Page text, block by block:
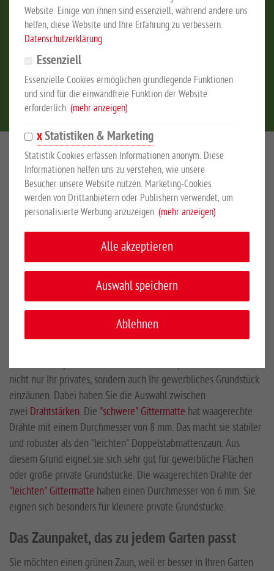
Verzinkt
Zaunpaket zusammenstellen – Schnell und
einfach
So wie jeder Garten ist auch jederGartenzaunindividuell. Damit
Sie sich genau den richtigen Zaun für Ihr Grundstück
zusammenstellen können, haben wir für Sie verschiedene
Zaunpakete entwickelt. Sie benötigen nur wenige Klicks um sich
Ihren ganz persönlichen Gartenzaun zu bestellen. In der
finden Sie dann alles Nötige, um Ihren
Gartenzaun mit einemToroderSichtschutzweiter auszubauen.
Ein Zaunpaket für alle Fälle
nicht nur Ihr privates, sondern auch Ihr gewerbliches Grundstück
einzäunen. Dabei haben Sie die Auswahl zwischen
zwei Drahtstärken. Die "schwere" Gittermatte hat waagerechte
Drähte mit einem Durchmesser von 8 mm. Das macht sie stabiler
und robuster als den "leichten" Doppelstabmattenzaun. Aus
diesem Grund eignet sie sich sehr gut für gewerbliche Flächen
oder große private Grundstücke. Die waagerechten Drähte der
"leichten" Gittermatte haben einen Durchmesser von 6 mm. Sie
eignen sich besonders für kleinere private Grundstücke.
Das Zaunpaket, das zu jedem Garten passt
Sie möchten einen grünen Zaun, weil er besser in Ihren Garten
Website. Einige von ihnen sind essenziell, während andere uns
helfen, diese Website und Ihre Erfahrung zu verbessern.
Datenschutzerklärung
Essenziell
Essenzielle Cookies ermöglichen grundlegende Funktionen
und sind für die einwandfreie Funktion der Website
erforderlich. (mehr anzeigen)
Statistiken & Marketing
Statistik Cookies erfassen Informationen anonym. Diese
Informationen helfen uns zu verstehen, wie unsere
Besucher unsere Website nutzen. Marketing-Cookies
werden von Drittanbietern oder Publishern verwendet, um
personalisierte Werbung anzuzeigen. (mehr anzeigen)
Alle akzeptieren
Auswahl speichern
Ablehnen